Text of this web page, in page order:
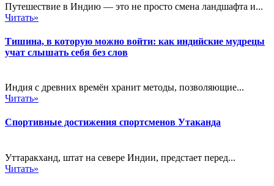
Путешествие в Индию — это не просто смена ландшафта и...
Читать»
Тишина, в которую можно войти: как индийские мудрецы
учат слышать себя без слов
Индия с древних времён хранит методы, позволяющие...
Читать»
Спортивные достижения спортсменов Утаканда
Уттаракханд, штат на севере Индии, предстает перед...
Читать»